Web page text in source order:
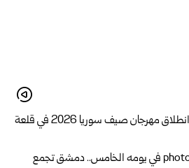
بحضور رسمي ودبلوماسي.. انطلاق مهرجان صيف سوريا 2026 في قلعة